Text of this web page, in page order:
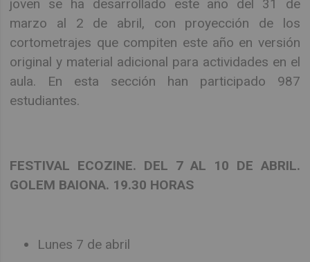
joven se ha desarrollado este año del 31 de
marzo al 2 de abril, con proyección de los
cortometrajes que compiten este año en versión
original y material adicional para actividades en el
aula. En esta sección han participado 987
estudiantes.
FESTIVAL ECOZINE. DEL 7 AL 10 DE ABRIL.
GOLEM BAIONA. 19.30 HORAS
Lunes 7 de abril